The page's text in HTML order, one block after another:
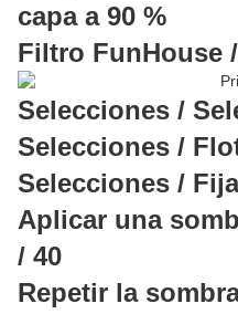
capa a 90 %
Filtro FunHouse
Selecciones /
Selecciones /
Selecciones /
Aplicar una
/ 40
Repetir la